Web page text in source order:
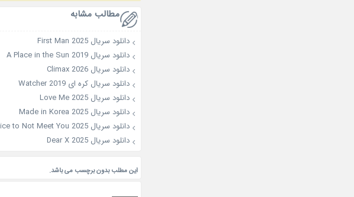
مطالب مشابه
دانلود سریال First Man 2025
دانلود سریال A Place in the Sun 2019
دانلود سریال Climax 2026
دانلود سریال کره ای Watcher 2019
دانلود سریال Love Me 2025
دانلود سریال Made in Korea 2025
دانلود سریال Nice to Not Meet You 2025
دانلود سریال Dear X 2025
این مطلب بدون برچسب می باشد.